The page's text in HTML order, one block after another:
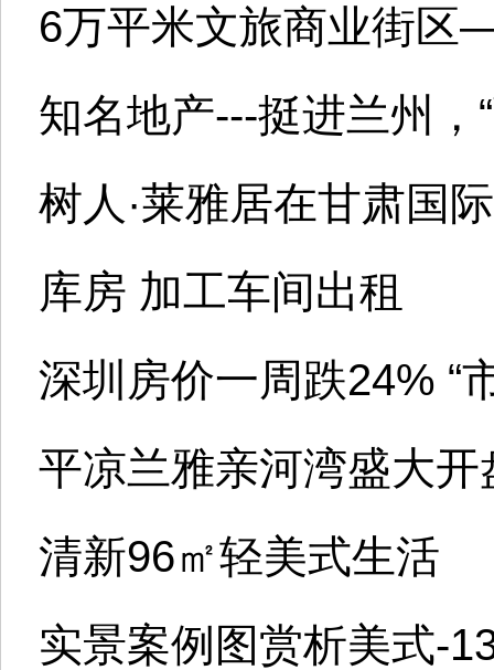
6万平米文旅商业街区
知名地产---挺进兰州，
树人·莱雅居在甘肃国
库房 加工车间出租
深圳房价一周跌24% “
平凉兰雅亲河湾盛大
清新96㎡轻美式生活
实景案例图赏析美式-